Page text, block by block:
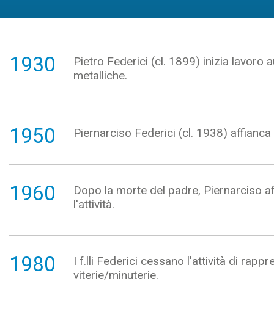
1930
Pietro Federici (cl. 1899) inizia lavoro
metalliche.
1950 Piernarciso Federici (cl. 1938)
1960
Dopo la morte del padre, Piernarciso
l'attività.
1980
I f.lli Federici cessano l'attività di
viterie/minuterie.